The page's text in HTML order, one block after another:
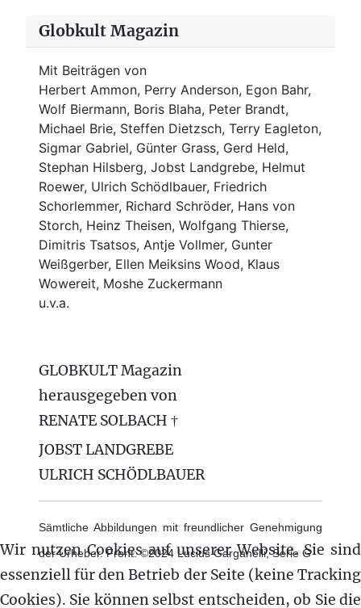
Globkult Magazin
Mit Beiträgen von
Herbert Ammon, Perry Anderson, Egon Bahr,
Wolf Biermann, Boris Blaha, Peter Brandt,
Michael Brie, Steffen Dietzsch, Terry Eagleton,
Sigmar Gabriel, Günter Grass, Gerd Held,
Stephan Hilsberg, Jobst Landgrebe, Helmut
Roewer, Ulrich Schödlbauer, Friedrich
Schorlemmer, Richard Schröder, Hans von
Storch, Heinz Theisen, Wolfgang Thierse,
Dimitris Tsatsos, Antje Vollmer, Gunter
Weißgerber, Ellen Meiksins Wood, Klaus
Wowereit, Moshe Zuckermann
u.v.a.
GLOBKULT Magazin
herausgegeben von
RENATE SOLBACH †
JOBST LANDGREBE
ULRICH SCHÖDLBAUER
Sämtliche Abbildungen mit freundlicher Genehmigung
der Urheber. Front: ©2024 Lucius Garganelli, Serie G
Wir nutzen Cookies auf unserer Website. Sie sind
essenziell für den Betrieb der Seite (keine Tracking
Cookies). Sie können selbst entscheiden, ob Sie die